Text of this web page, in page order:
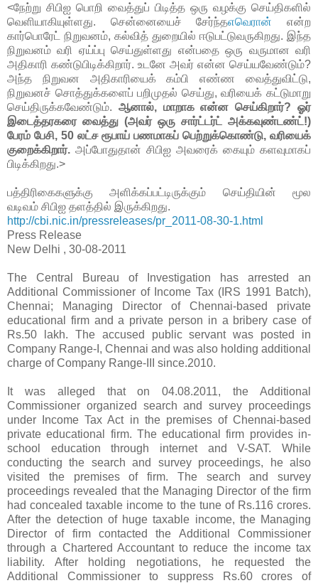
<நேற்று சிபிஐ பொறி வைத்துப் பிடித்த ஒரு வழக்கு செய்திகளில்
வெளியாகியுள்ளது. சென்னையைச் சேர்ந்தஎவெரான் என்ற
கார்பொரேட் நிறுவனம், கல்வித் துறையில் ஈடுபட்டுவருகிறது. இந்த
நிறுவனம் வரி ஏய்ப்பு செய்துள்ளது என்பதை ஒரு வருமான வரி
அதிகாரி கண்டுபிடிக்கிறார். உடனே அவர் என்ன செய்யவேண்டும்?
அந்த நிறுவன அதிகாரியைக் கம்பி எண்ண வைத்துவிட்டு,
நிறுவனச் சொத்துக்களைப் பறிமுதல் செய்து, வரியைக் கட்டுமாறு
செய்திருக்கவேண்டும். ஆனால், மாறாக என்ன செய்கிறார்? ஓர்
இடைத்தரகரை வைத்து (அவர் ஒரு சார்ட்டர்ட் அக்கவுண்டண்ட்!)
பேரம் பேசி, 50 லட்ச ரூபாய் பணமாகப் பெற்றுக்கொண்டு, வரியைக்
குறைக்கிறார். அப்போதுதான் சிபிஐ அவரைக் கையும் களவுமாகப்
பிடிக்கிறது.>
பத்திரிகைகளுக்கு அளிக்கப்பட்டிருக்கும் செய்தியின் மூல
வடிவம் சிபிஐ தளத்தில் இருக்கிறது.
http://cbi.nic.in/pressreleases/pr_2011-08-30-1.html
Press Release
New Delhi , 30-08-2011
The Central Bureau of Investigation has arrested an
Additional Commissioner of Income Tax (IRS 1991 Batch),
Chennai; Managing Director of Chennai-based private
educational firm and a private person in a bribery case of
Rs.50 lakh. The accused public servant was posted in
Company Range-I, Chennai and was also holding additional
charge of Company Range-III since.2010.
It was alleged that on 04.08.2011, the Additional
Commissioner organized search and survey proceedings
under Income Tax Act in the premises of Chennai-based
private educational firm. The educational firm provides in-
school education through internet and V-SAT. While
conducting the search and survey proceedings, he also
visited the premises of firm. The search and survey
proceedings revealed that the Managing Director of the firm
had concealed taxable income to the tune of Rs.116 crores.
After the detection of huge taxable income, the Managing
Director of firm contacted the Additional Commissioner
through a Chartered Accountant to reduce the income tax
liability. After holding negotiations, he requested the
Additional Commissioner to suppress Rs.60 crores of